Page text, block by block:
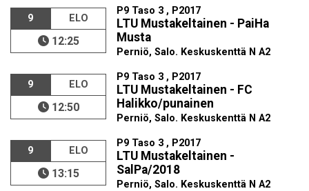
9 ELO
12:25
P9 Taso 3 , P2017
LTU Mustakeltainen - PaiHa
Musta
Perniö, Salo. Keskuskenttä N A2
9 ELO
12:50
P9 Taso 3 , P2017
LTU Mustakeltainen - FC
Halikko/punainen
Perniö, Salo. Keskuskenttä N A2
9 ELO
13:15
P9 Taso 3 , P2017
LTU Mustakeltainen -
SalPa/2018
Perniö, Salo. Keskuskenttä N A2